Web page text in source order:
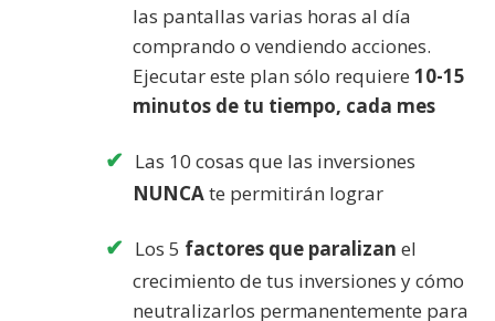
las pantallas varias horas al día
comprando o vendiendo acciones.
Ejecutar este plan sólo requiere 10-15
minutos de tu tiempo, cada mes
Las 10 cosas que las inversiones
NUNCAte permitirán lograr
Los 5 factores que paralizan el
crecimiento de tus inversiones y cómo
neutralizarlos permanentemente para